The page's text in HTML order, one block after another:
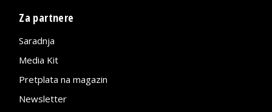
Za partnere
Saradnja
Media Kit
Pretplata na magazin
Newsletter